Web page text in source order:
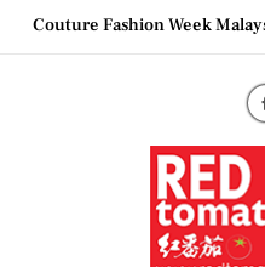
SkipCouture Fashion Week
妈妈提供分享剖腹产复原历
2026 全国房地产大奖创历史
地产经纪行业蓬勃发展
Epson reinvents affordable
generation EcoTank Series
Couture Fashion Week